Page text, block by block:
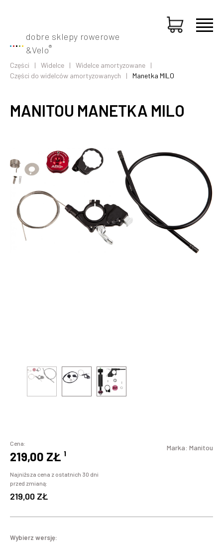
dobre sklepy rowerowe
&Velo®
Części Widelce
Widelce amortyzowane
Części do widelców amortyzowanych
Manetka MILO
MANITOU MANETKA MILO
Cena:
219,00 ZŁ ¹
Najniższa cena z ostatnich 30 dni
przed zmianą:
219,00 ZŁ
Marka: Manitou
Wybierz wersję: